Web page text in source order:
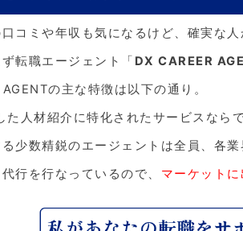
口コミや年収も気になるけど、確実な
転職エージェント「 DX CAREER
の主な特徴は以下の通り。
た人材紹介に特化されたサービスなら
る少数精鋭のエージェントは全員、各
行を行なっているので、 マーケット